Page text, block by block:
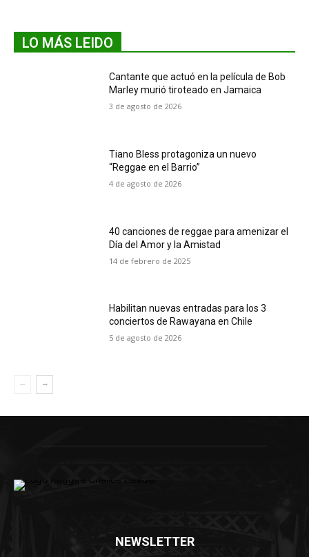
LO MÁS LEIDO
Cantante que actuó en la película de Bob
Marley murió tiroteado en Jamaica
3 de agosto de 2026
Tiano Bless protagoniza un nuevo
“Reggae en el Barrio”
4 de agosto de 2026
40 canciones de reggae para amenizar el
Día del Amor y la Amistad
14 de febrero de 2025
Habilitan nuevas entradas para los 3
conciertos de Rawayana en Chile
5 de agosto de 2026
NEWSLETTER